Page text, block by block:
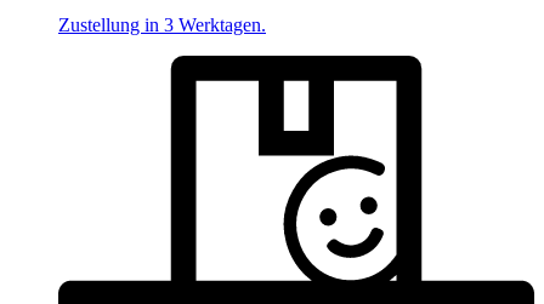
Zustellung in 3 Werktagen.